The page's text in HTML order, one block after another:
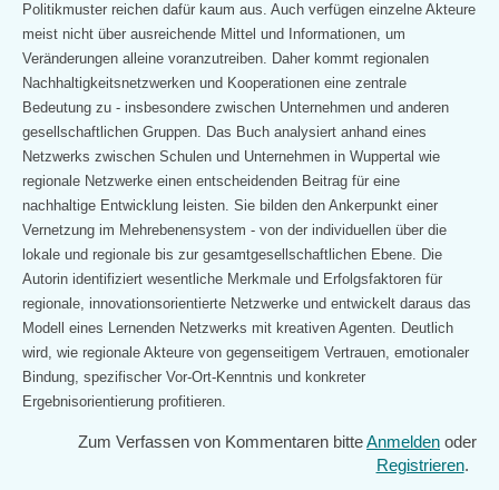
Politikmuster reichen dafür kaum aus. Auch verfügen einzelne Akteure
meist nicht über ausreichende Mittel und Informationen, um
Veränderungen alleine voranzutreiben. Daher kommt regionalen
Nachhaltigkeitsnetzwerken und Kooperationen eine zentrale
Bedeutung zu - insbesondere zwischen Unternehmen und anderen
gesellschaftlichen Gruppen. Das Buch analysiert anhand eines
Netzwerks zwischen Schulen und Unternehmen in Wuppertal wie
regionale Netzwerke einen entscheidenden Beitrag für eine
nachhaltige Entwicklung leisten. Sie bilden den Ankerpunkt einer
Vernetzung im Mehrebenensystem - von der individuellen über die
lokale und regionale bis zur gesamtgesellschaftlichen Ebene. Die
Autorin identifiziert wesentliche Merkmale und Erfolgsfaktoren für
regionale, innovationsorientierte Netzwerke und entwickelt daraus das
Modell eines Lernenden Netzwerks mit kreativen Agenten. Deutlich
wird, wie regionale Akteure von gegenseitigem Vertrauen, emotionaler
Bindung, spezifischer Vor-Ort-Kenntnis und konkreter
Ergebnisorientierung profitieren.
Zum Verfassen von Kommentaren bitteAnmelden oder
Registrieren.